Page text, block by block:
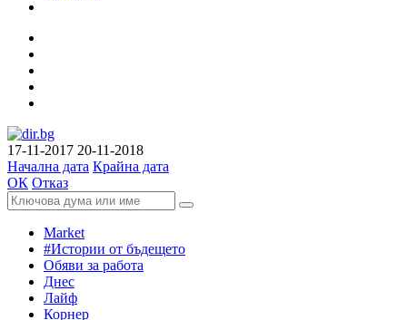
17-11-2017 20-11-2018
Начална дата Крайна дата
ОК Отказ
Market
#Истории от бъдещето
Обяви за работа
Днес
Лайф
Корнер